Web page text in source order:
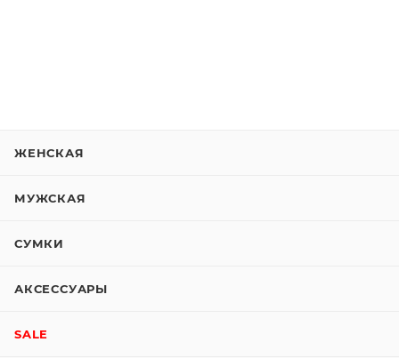
ЖЕНСКАЯ
МУЖСКАЯ
СУМКИ
АКСЕССУАРЫ
SALE